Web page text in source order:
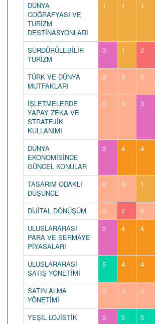
DÜNYA
COĞRAFYASI VE
TURİZM
DESTİNASYONLARI
1 1 1
SÜRDÜRÜLEBİLİR
TURİZM
3 1 2
TÜRK VE DÜNYA
MUTFAKLARI
0 0 0
İŞLETMELERDE
YAPAY ZEKA VE
STRATEJİK
KULLANIMI
0 0 3
DÜNYA
EKONOMİSİNDE
GÜNCEL KONULAR
3 4 4
TASARIM ODAKLI
DÜŞÜNCE
0 0 1
DİJİTAL DÖNÜŞÜM 0 2 0
ULUSLARARASI
PARA VE SERMAYE
PİYASALARI
3 4 4
ULUSLARARASI
SATIŞ YÖNETİMİ
5 4 4
SATIN ALMA
YÖNETİMİ
0 0 0
YEŞİL LOJİSTİK 3 5 5